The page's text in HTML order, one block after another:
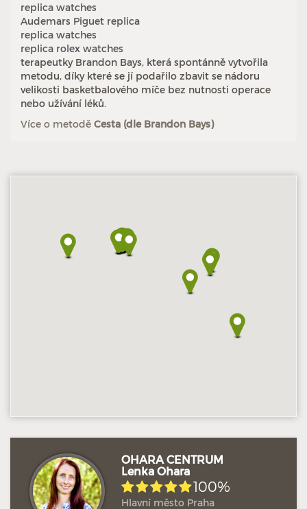
replica watches
Audemars Piguet replica
replica watches
replica rolex watches
terapeutky Brandon Bays, která spontánně vytvořila
metodu, díky které se jí podařilo zbavit se nádoru
velikosti basketbalového míče bez nutnosti operace
nebo užívání léků.
Více o metodě Cesta (dle Brandon Bays)
OHARA CENTRUM
Lenka Ohara
100%
Hlavní město Praha
Hodnoceno: 10×
Hodnoceno: 3× Profil terapeuta